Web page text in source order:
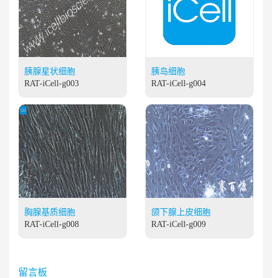
胰腺星状细胞
RAT-iCell-g003
胰岛细胞
RAT-iCell-g004
胸腺基质细胞
RAT-iCell-g008
颌下腺上皮细胞
RAT-iCell-g009
留言板